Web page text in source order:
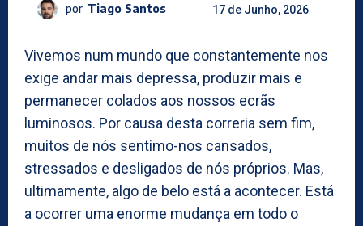
por Tiago Santos 17 de Junho, 2026
Vivemos num mundo que constantemente nos
exige andar mais depressa, produzir mais e
permanecer colados aos nossos ecrãs
luminosos. Por causa desta correria sem fim,
muitos de nós sentimo-nos cansados,
stressados e desligados de nós próprios. Mas,
ultimamente, algo de belo está a acontecer. Está
a ocorrer uma enorme mudança em todo o